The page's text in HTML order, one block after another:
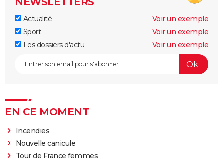
Actualité
Voir un exemple
Sport
Voir un exemple
Les dossiers d'actu
Voir un exemple
EN CE MOMENT
Incendies
Nouvelle canicule
Tour de France femmes